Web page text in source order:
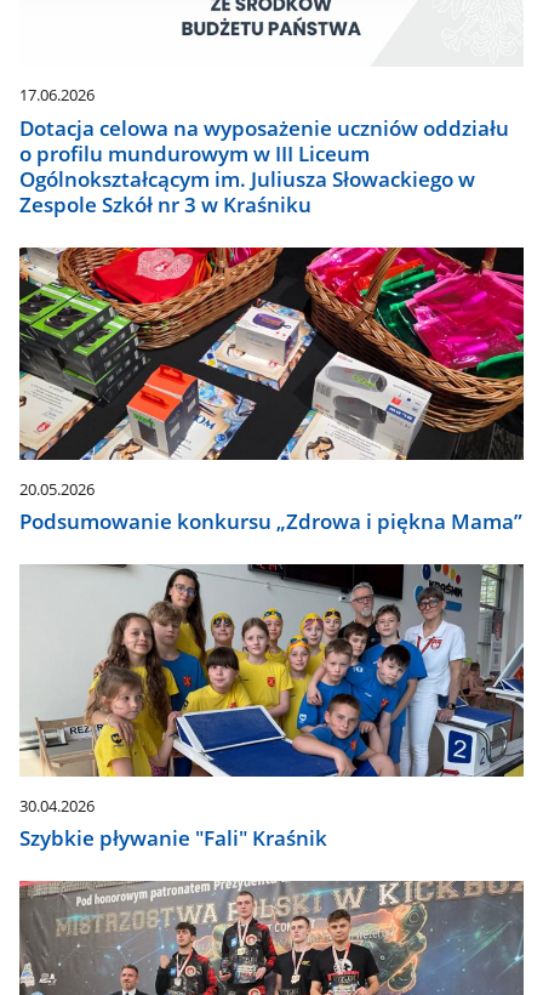
17.06.2026
Dotacja celowa na wyposażenie uczniów oddziału
o profilu mundurowym w III Liceum
Ogólnokształcącym im. Juliusza Słowackiego w
Zespole Szkół nr 3 w Kraśniku
20.05.2026
Podsumowanie konkursu „Zdrowa i piękna Mama”
30.04.2026
Szybkie pływanie "Fali" Kraśnik